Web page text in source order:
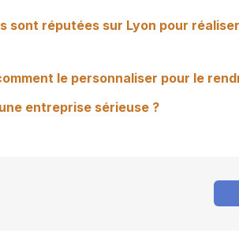
sont réputées sur Lyon pour
le personnaliser pour le
entreprise sérieuse ?